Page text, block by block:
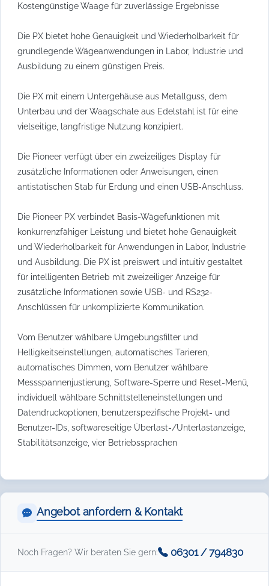
Kostengünstige Waage für zuverlässige Ergebnisse
Die PX bietet hohe Genauigkeit und Wiederholbarkeit für
grundlegende Wägeanwendungen in Labor, Industrie und
Ausbildung zu einem günstigen Preis.
Die PX mit einem Untergehäuse aus Metallguss, dem
Unterbau und der Waagschale aus Edelstahl ist für eine
vielseitige, langfristige Nutzung konzipiert.
Die Pioneer verfügt über ein zweizeiliges Display für
zusätzliche Informationen oder Anweisungen, einen
antistatischen Stab für Erdung und einen USB-Anschluss.
Die Pioneer PX verbindet Basis-Wägefunktionen mit
konkurrenzfähiger Leistung und bietet hohe Genauigkeit
und Wiederholbarkeit für Anwendungen in Labor, Industrie
und Ausbildung. Die PX ist preiswert und intuitiv gestaltet
für intelligenten Betrieb mit zweizeiliger Anzeige für
zusätzliche Informationen sowie USB- und RS232-
Anschlüssen für unkomplizierte Kommunikation.
Vom Benutzer wählbare Umgebungsfilter und
Helligkeitseinstellungen, automatisches Tarieren,
automatisches Dimmen, vom Benutzer wählbare
Messspannenjustierung, Software-Sperre und Reset-Menü,
individuell wählbare Schnittstelleneinstellungen und
Datendruckoptionen, benutzerspezifische Projekt- und
Benutzer-IDs, softwareseitige Überlast-/Unterlastanzeige,
Stabilitätsanzeige, vier Betriebssprachen
Angebot anfordern & Kontakt
Noch Fragen? Wir beraten Sie gern: 06301 / 794830